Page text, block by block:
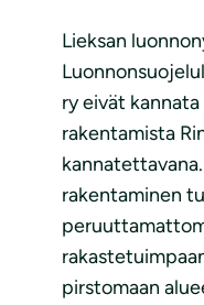
Lieksan
ry eivät
rakentamista
rakentaminen
pirstomaan